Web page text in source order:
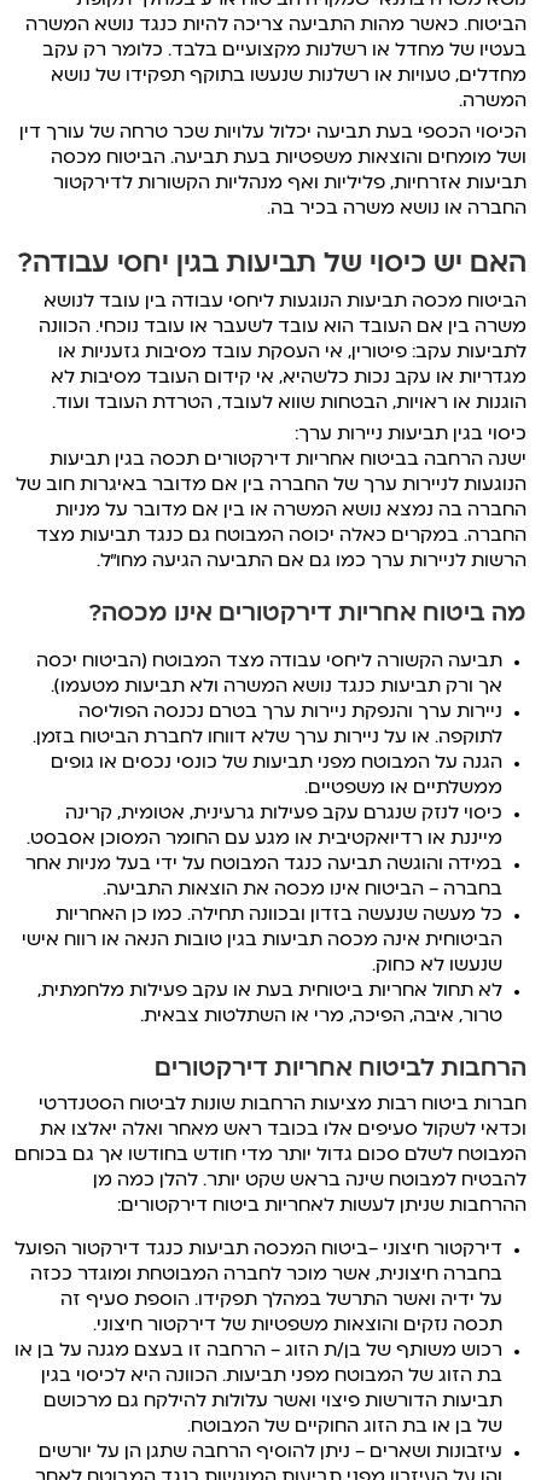
הביטוח. כאשר מהות התביעה צריכה להיות כנגד נושא המשרה
בעטיו של מחדל או רשלנות מקצועיים בלבד. כלומר רק עקב
מחדלים, טעויות או רשלנות שנעשו בתוקף תפקידו של נושא
המשרה.
הכיסוי הכספי בעת תביעה יכלול עלויות שכר טרחה של עורך דין
ושל מומחים והוצאות משפטיות בעת תביעה. הביטוח מכסה
תביעות אזרחיות, פליליות ואף מנהליות הקשורות לדירקטור
החברה או נושא משרה בכיר בה.
האם יש כיסוי של תביעות בגין יחסי עבודה?
הביטוח מכסה תביעות הנוגעות ליחסי עבודה בין עובד לנושא
משרה בין אם העובד הוא עובד לשעבר או עובד נוכחי. הכוונה
לתביעות עקב: פיטורין, אי העסקת עובד מסיבות גזעניות או
מגדריות או עקב נכות כלשהיא, אי קידום העובד מסיבות לא
הוגנות או ראויות, הבטחות שווא לעובד, הטרדת העובד ועוד.
כיסוי בגין תביעות ניירות ערך:
ישנה הרחבה בביטוח אחריות דירקטורים תכסה בגין תביעות
הנוגעות לניירות ערך של החברה בין אם מדובר באיגרות חוב של
החברה בה נמצא נושא המשרה או בין אם מדובר על מניות
החברה. במקרים כאלה יכוסה המבוטח גם כנגד תביעות מצד
הרשות לניירות ערך כמו גם אם התביעה הגיעה מחו”ל.
מה ביטוח אחריות דירקטורים אינו מכסה?
תביעה הקשורה ליחסי עבודה מצד המבוטח (הביטוח יכסה
אך ורק תביעות כנגד נושא המשרה ולא תביעות מטעמו).
ניירות ערך והנפקת ניירות ערך בטרם נכנסה הפוליסה
לתוקפה. או על ניירות ערך שלא דווחו לחברת הביטוח בזמן.
הגנה על המבוטח מפני תביעות של כונסי נכסים או גופים
ממשלתיים או משפטיים.
כיסוי לנזק שנגרם עקב פעילות גרעינית, אטומית, קרינה
מייננת או רדיואקטיבית או מגע עם החומר המסוכן אסבסט.
במידה והוגשה תביעה כנגד המבוטח על ידי בעל מניות אחר
בחברה – הביטוח אינו מכסה את הוצאות התביעה.
כל מעשה שנעשה בזדון ובכוונה תחילה. כמו כן האחריות
הביטוחית אינה מכסה תביעות בגין טובות הנאה או רווח אישי
שנעשו לא כחוק.
לא תחול אחריות ביטוחית בעת או עקב פעילות מלחמתית,
טרור, איבה, הפיכה, מרי או השתלטות צבאית.
הרחבות לביטוח אחריות דירקטורים
חברות ביטוח רבות מציעות הרחבות שונות לביטוח הסטנדרטי
וכדאי לשקול סעיפים אלו בכובד ראש מאחר ואלה יאלצו את
המבוטח לשלם סכום גדול יותר מדי חודש בחודשו אך גם בכוחם
להבטיח למבוטח שינה בראש שקט יותר. להלן כמה מן
ההרחבות שניתן לעשות לאחריות ביטוח דירקטורים:
דירקטור חיצוני –ביטוח המכסה תביעות כנגד דירקטור הפועל
בחברה חיצונית, אשר מוכר לחברה המבוטחת ומוגדר ככזה
על ידיה ואשר התרשל במהלך תפקידו. הוספת סעיף זה
תכסה נזקים והוצאות משפטיות של דירקטור חיצוני.
רכוש משותף של בן/ת הזוג – הרחבה זו בעצם מגנה על בן או
בת הזוג של המבוטח מפני תביעות. הכוונה היא לכיסוי בגין
תביעות הדורשות פיצוי ואשר עלולות להילקח גם מרכושם
של בן או בת הזוג החוקיים של המבוטח.
עיזבונות ושארים – ניתן להוסיף הרחבה שתגן הן על יורשים